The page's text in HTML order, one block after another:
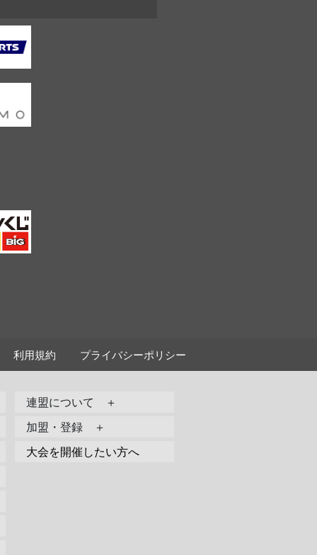
利用規約 プライバシーポリシー
連盟について ＋
加盟・登録 ＋
大会を開催したい方へ